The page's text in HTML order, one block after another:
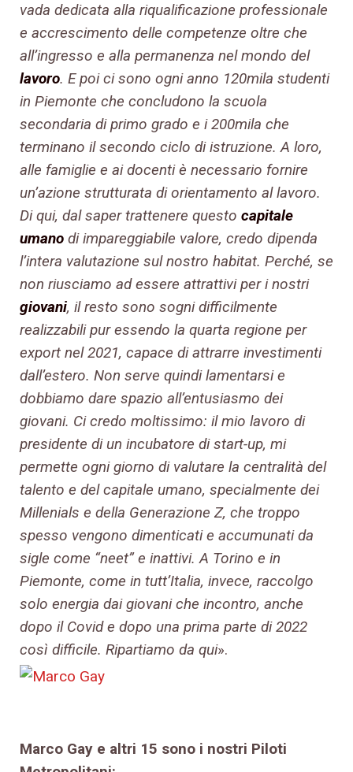
vada dedicata alla riqualificazione professionale
e accrescimento delle competenze oltre che
all’ingresso e alla permanenza nel mondo del
lavoro. E poi ci sono ogni anno 120mila studenti
in Piemonte che concludono la scuola
secondaria di primo grado e i 200mila che
terminano il secondo ciclo di istruzione. A loro,
alle famiglie e ai docenti è necessario fornire
un’azione strutturata di orientamento al lavoro.
Di qui, dal saper trattenere questo capitale
umano di impareggiabile valore, credo dipenda
l’intera valutazione sul nostro habitat. Perché, se
non riusciamo ad essere attrattivi per i nostri
giovani, il resto sono sogni difficilmente
realizzabili pur essendo la quarta regione per
export nel 2021, capace di attrarre investimenti
dall’estero. Non serve quindi lamentarsi e
dobbiamo dare spazio all’entusiasmo dei
giovani. Ci credo moltissimo: il mio lavoro di
presidente di un incubatore di start-up, mi
permette ogni giorno di valutare la centralità del
talento e del capitale umano, specialmente dei
Millenials e della Generazione Z, che troppo
spesso vengono dimenticati e accumunati da
sigle come “neet” e inattivi. A Torino e in
Piemonte, come in tutt’Italia, invece, raccolgo
solo energia dai giovani che incontro, anche
dopo il Covid e dopo una prima parte di 2022
così difficile. Ripartiamo da qui».
Marco Gay e altri 15 sono i nostri Piloti